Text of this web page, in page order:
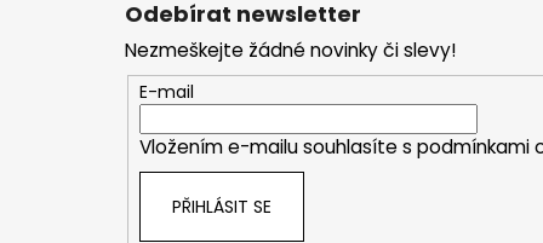
Odebírat newsletter
Nezmeškejte žádné novinky či slevy!
E-mail
Vložením e-mailu souhlasíte s podmínkami
PŘIHLÁSIT SE